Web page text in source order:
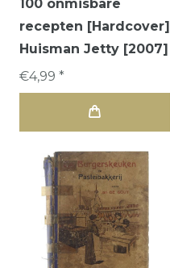
100 onmisbare
recepten [Hardcover]
Huisman Jetty [2007]
€4,99 *